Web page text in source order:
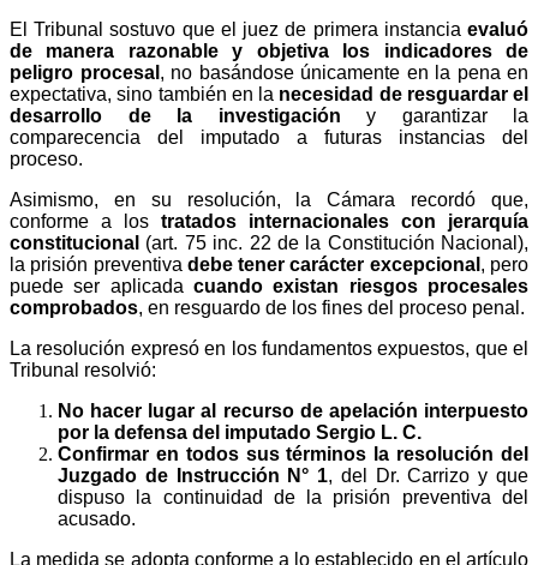
El Tribunal sostuvo que el juez de primera instancia evaluó
de manera razonable y objetiva los indicadores de
peligro procesal , no basándose únicamente en la pena en
expectativa, sino también en la necesidad de resguardar el
desarrollo de la investigación y garantizar la
comparecencia del imputado a futuras instancias del
proceso.
Asimismo, en su resolución, la Cámara recordó que,
conforme a los tratados internacionales con jerarquía
constitucional (art. 75 inc. 22 de la Constitución Nacional),
la prisión preventiva debe tener carácter excepcional , pero
puede ser aplicada cuando existan riesgos procesales
comprobados, en resguardo de los fines del proceso penal.
La resolución expresó en los fundamentos expuestos, que el
Tribunal resolvió:
No hacer lugar al recurso de apelación interpuesto
por la defensa del imputado Sergio L. C.
Confirmar en todos sus términos la resolución del
Juzgado de Instrucción N° 1, del Dr. Carrizo y que
dispuso la continuidad de la prisión preventiva del
acusado.
La medida se adopta conforme a lo establecido en el artículo